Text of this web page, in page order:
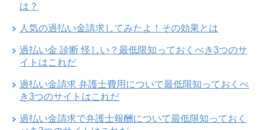
は？
人気の過払い金請求してみたよ！その効果とは
過払い金 診断 怪しい？最低限知っておくべき3つのサ
イトはこれだ
過払い金請求 弁護士費用について最低限知っておくべ
き3つのサイトはこれだ
過払い金請求で弁護士報酬について最低限知っておく